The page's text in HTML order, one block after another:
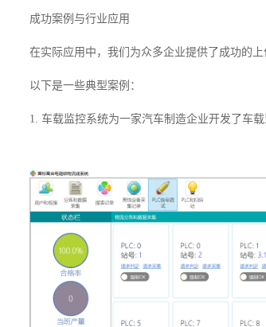
成功案例与行业应用
在实际应用中，我们为众多企业提供了成功的上
以下是一些典型案例：
1. 车载监控系统为一家汽车制造企业开发了车